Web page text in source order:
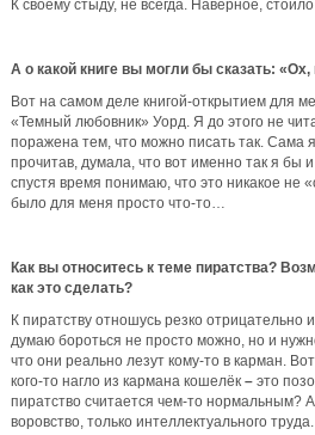
К своему стыду, не всегда. Наверное,
А о какой книге вы могли бы сказать:
Вот на самом деле книгой-открытием для
«Темный любовник» Уорд. Я до этого не
поражена тем, что можно писать так. Сама
прочитав, думала, что вот именно так я бы
спустя время понимаю, что это никакое не
было для меня просто что-то…
Как вы относитесь к теме пиратства?
как это сделать?
К пиратству отношусь резко
думаю бороться не просто можно, но и
что они реально лезут кому-то в карман.
кого-то нагло из кармана кошелёк– это
пиратство считается чем-то нормальным?
воровство, только интеллектуального труда.